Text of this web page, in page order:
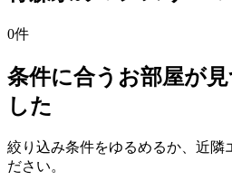
0件
条件に合うお部屋が
した
絞り込み条件をゆるめるか、近隣
ださい。